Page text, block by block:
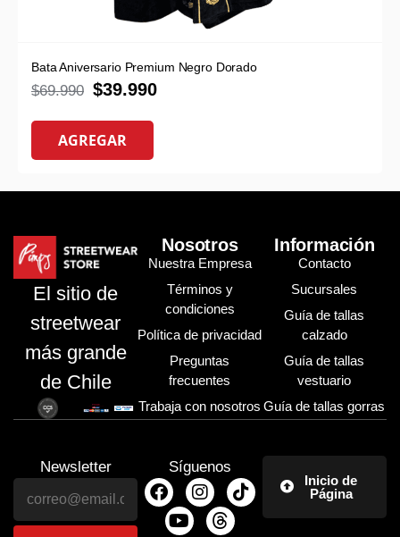
Bata Aniversario Premium Negro Dorado
$69.990 $39.990
AGREGAR
El sitio de
streetwear
más grande
de Chile
Nosotros
Nuestra Empresa
Términos y
condiciones
Política de privacidad
Preguntas
frecuentes
Trabaja con nosotros
Información
Contacto
Sucursales
Guía de tallas
calzado
Guía de tallas
vestuario
Guía de tallas gorras
Newsletter Síguenos
Inicio de
Página